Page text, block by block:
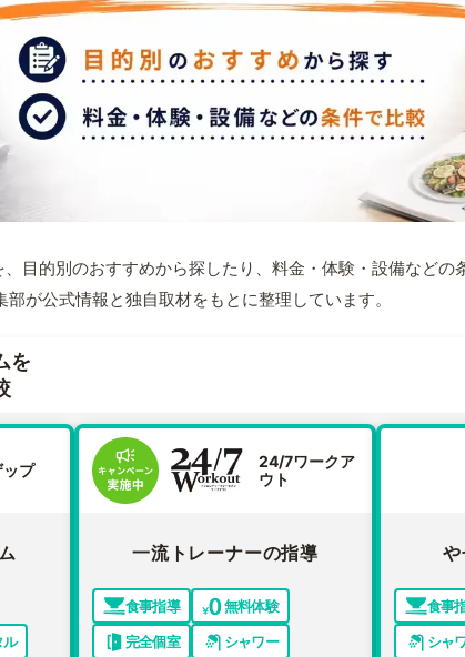
目的別のおすすめから探したり、料金・体験・設備などの
が公式情報と独自取材をもとに整理しています。
を
ップ
ル
24/7ワークア
ウト
一流トレーナーの指導
食事指導
無料体験
完全個室
シャワー
食事
シャ